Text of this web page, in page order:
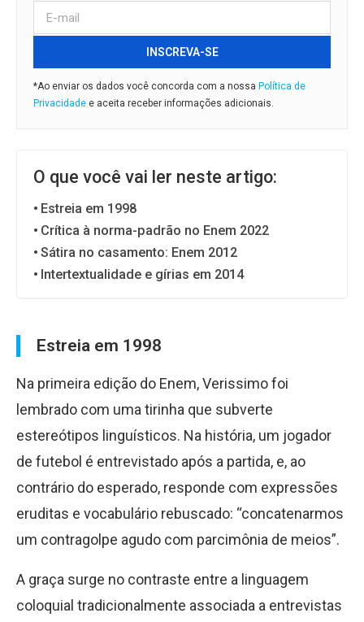
INSCREVA-SE
*Ao enviar os dados você concorda com a nossa Política de
Privacidade e aceita receber informações adicionais.
O que você vai ler neste artigo:
Estreia em 1998
Crítica à norma-padrão no Enem 2022
Sátira no casamento: Enem 2012
Intertextualidade e gírias em 2014
Estreia em 1998
Na primeira edição do Enem, Verissimo foi
lembrado com uma tirinha que subverte
estereótipos linguísticos. Na história, um jogador
de futebol é entrevistado após a partida, e, ao
contrário do esperado, responde com expressões
eruditas e vocabulário rebuscado: “concatenarmos
um contragolpe agudo com parcimônia de meios”.
A graça surge no contraste entre a linguagem
coloquial tradicionalmente associada a entrevistas